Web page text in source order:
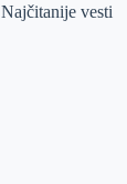
Najčitanije vesti